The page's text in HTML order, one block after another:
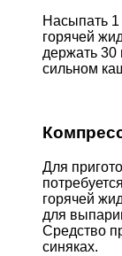
Насыпать 1
горячей
держать 30
сильном
Для
горячей
для
Средство
синяках.